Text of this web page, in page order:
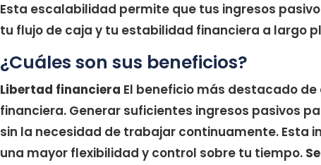
Esta escalabilidad permite que tus ingresos
tu flujo de caja y tu estabilidad financiera a largo
¿Cuáles son sus beneficios?
Libertad financiera El beneficio más destacado
financiera. Generar suficientes ingresos pasivos
sin la necesidad de trabajar continuamente. Esta
una mayor flexibilidad y control sobre tu tiempo.